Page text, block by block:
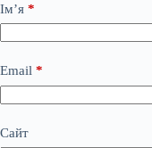
Ім’я *
Email *
Сайт